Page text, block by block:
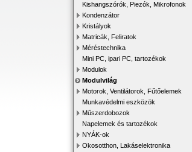
Kishangszórók, Piezók, Mikrofonok
Kondenzátor
Kristályok
Matricák, Feliratok
Méréstechnika
Mini PC, ipari PC, tartozékok
Modulok
Modulvilág
Motorok, Ventilátorok, Fűtőelemek
Munkavédelmi eszközök
Műszerdobozok
Napelemek és tartozékok
NYÁK-ok
Okosotthon, Lakáselektronika